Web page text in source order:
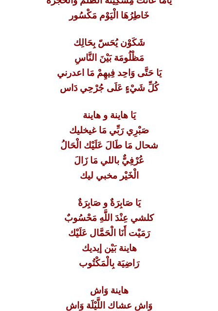
خَاطِرُهَا الْيَوْم مَكْسُور
شَكَوْن يُحَسّ بِحَالِك
مَظْلُومَة بَيْنَ النَّاسِ
يَا حَتَّى وَاحِد فِيهِمْ مَا اعدرني
كُلِّ شَيْءٍ عَلَى جُرْحِي دَاس
يَا هاينة و هاينة
صَبْرِي رَبِّي مَا غيخليك
شحال مَا طَالَ عَلَيْك الْحَالُ
عُرْفِيٌّ باللي مَا زَالَ
الْخَيْر مخبي ليك
يَا صَابِرَةٌ و صَابِرَةٌ
كلشي عِنْدَ اللَّهِ مَحْسُوبٌ
رَمَيْت أَنَا الْحَمَّال عَلَيْك
هاينة بَيْن إيديك
رَاضِيَة بِالْمَكْتُوب
هاينة وَاش
وَاش عشاك اللَّيْلَة وَاش